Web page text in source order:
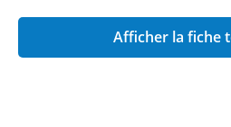
Cylindrée - 659 cm3
Puissance - 35kw (95ch.) à
Afficher la fiche